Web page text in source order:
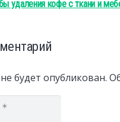
удаления кофе с ткани и
будет опубликован.